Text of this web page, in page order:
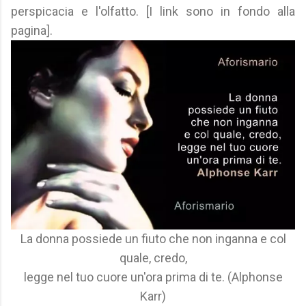
perspicacia e l'olfatto. [I link sono in fondo alla
pagina].
La donna possiede un fiuto che non inganna e col
quale, credo,
legge nel tuo cuore un'ora prima di te. (Alphonse
Karr)